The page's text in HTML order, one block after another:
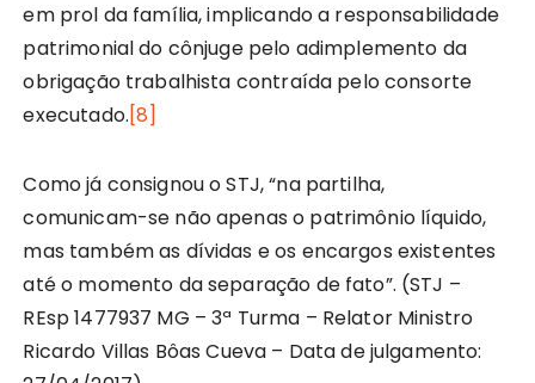
em prol da família, implicando a responsabilidade
patrimonial do cônjuge pelo adimplemento da
obrigação trabalhista contraída pelo consorte
executado.[8]
Como já consignou o STJ, “na partilha,
comunicam-se não apenas o patrimônio líquido,
mas também as dívidas e os encargos existentes
até o momento da separação de fato”. (STJ –
REsp 1477937 MG – 3ª Turma – Relator Ministro
Ricardo Villas Bôas Cueva – Data de julgamento: